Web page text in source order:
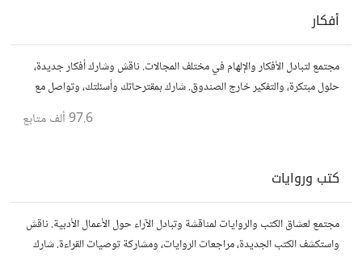
أفكار
مجتمع لتبادل الأفكار والإلهام في مختلف المجالات. ناقش وشارك أفكار جديدة،
حلول مبتكرة، والتفكير خارج الصندوق. شارك بمقترحاتك وأسئلتك، وتواصل مع
97.6 ألف متابع
كتب وروايات
مجتمع لعشاق الكتب والروايات لمناقشة وتبادل الآراء حول الأعمال الأدبية. ناقش
واستكشف الكتب الجديدة، مراجعات الروايات، ومشاركة توصيات القراءة. شارك